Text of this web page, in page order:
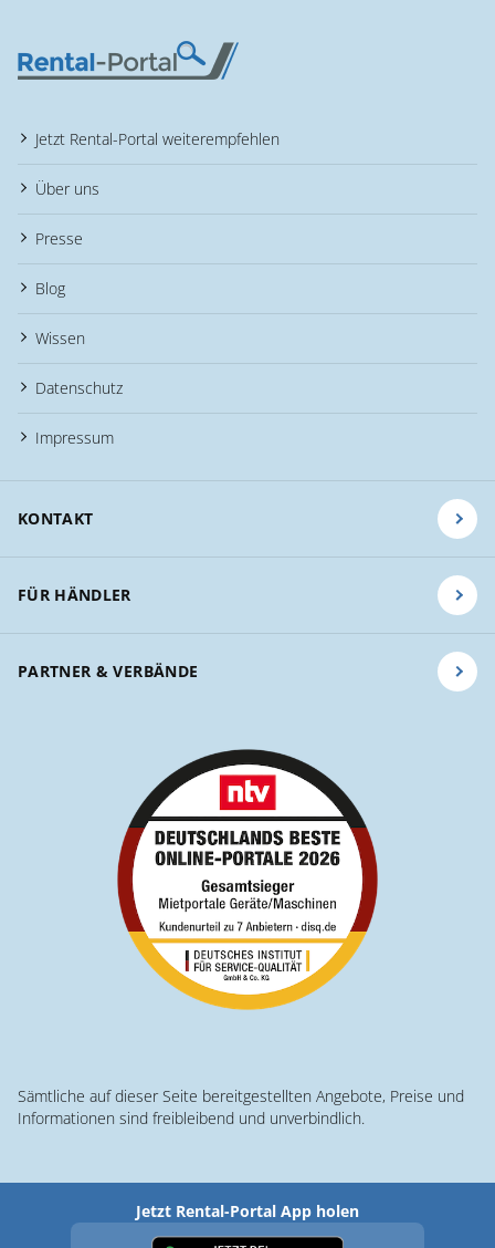
Jetzt Rental-Portal weiterempfehlen
Über uns
Presse
Blog
Wissen
Datenschutz
Impressum
KONTAKT
FÜR HÄNDLER
PARTNER & VERBÄNDE
Sämtliche auf dieser Seite bereitgestellten Angebote, Preise und
Informationen sind freibleibend und unverbindlich.
Jetzt Rental-Portal App holen